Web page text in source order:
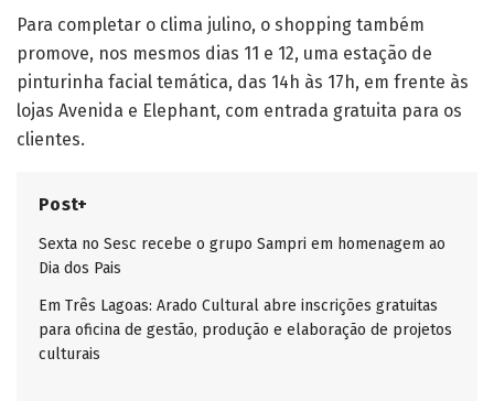
Para completar o clima julino, o shopping também
promove, nos mesmos dias 11 e 12, uma estação de
pinturinha facial temática, das 14h às 17h, em frente às
lojas Avenida e Elephant, com entrada gratuita para os
clientes.
Post+
Sexta no Sesc recebe o grupo Sampri em homenagem ao
Dia dos Pais
Em Três Lagoas: Arado Cultural abre inscrições gratuitas
para oficina de gestão, produção e elaboração de projetos
culturais